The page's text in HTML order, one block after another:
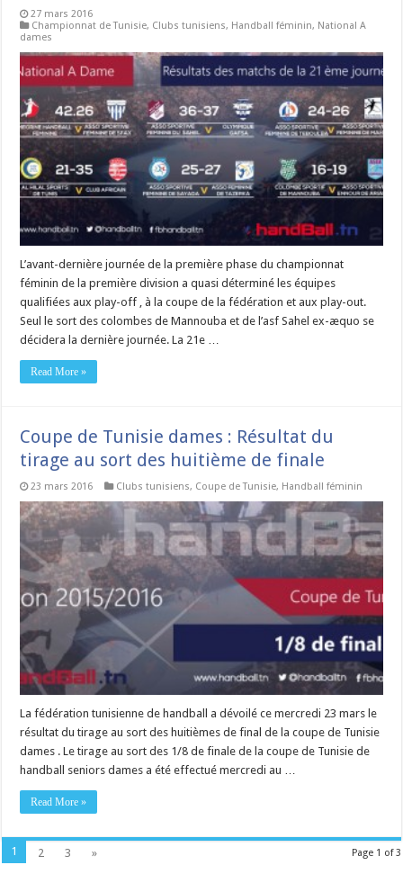
27 mars 2016
Championnat de Tunisie, Clubs tunisiens, Handball féminin, National A
dames
L’avant-dernière journée de la première phase du championnat
féminin de la première division a quasi déterminé les équipes
qualifiées aux play-off , à la coupe de la fédération et aux play-out.
Seul le sort des colombes de Mannouba et de l’asf Sahel ex-æquo se
décidera la dernière journée. La 21e …
Read More »
Coupe de Tunisie dames : Résultat du
tirage au sort des huitième de finale
23 mars 2016 Clubs tunisiens, Coupe de Tunisie, Handball féminin
La fédération tunisienne de handball a dévoilé ce mercredi 23 mars le
résultat du tirage au sort des huitièmes de final de la coupe de Tunisie
dames . Le tirage au sort des 1/8 de finale de la coupe de Tunisie de
handball seniors dames a été effectué mercredi au …
Read More »
Page 1 of 3
1 2 3 »